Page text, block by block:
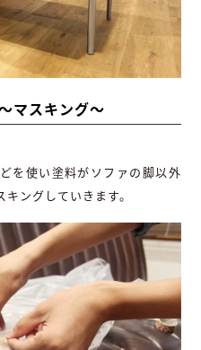
マスキング〜
を使い塗料がソファの脚以外
ングしていきます。